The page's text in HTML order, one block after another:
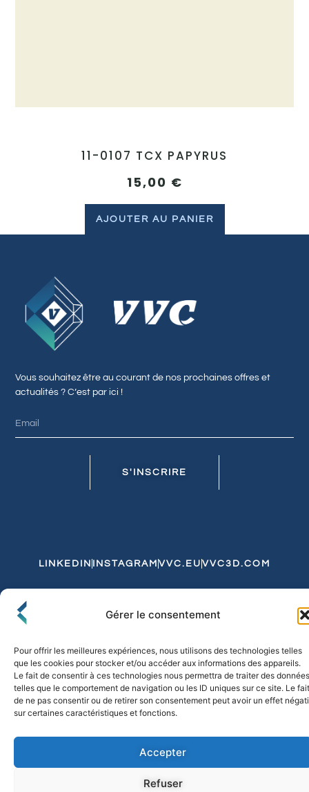
Gérer le consentement
Pour offrir les meilleures expériences, nous utilisons des technologies telles
que les cookies pour stocker et/ou accéder aux informations des appareils.
Le fait de consentir à ces technologies nous permettra de traiter des données
telles que le comportement de navigation ou les ID uniques sur ce site. Le fait
de ne pas consentir ou de retirer son consentement peut avoir un effet
sur certaines caractéristiques et fonctions.
Accepter
Refuser
11-0107 TCX PAPYRUS
15,00 €
AJOUTER AU PANIER
Vous souhaitez être au courant de nos prochaines offres et
actualités ? C’est par ici !
S'INSCRIRE
LINKEDIN INSTAGRAM VVC.EU VVC3D.COM
Politique de Confidentialité et de CookiesExpédition et Livraison
© 2026 FLO & CO. All Rights Reserved